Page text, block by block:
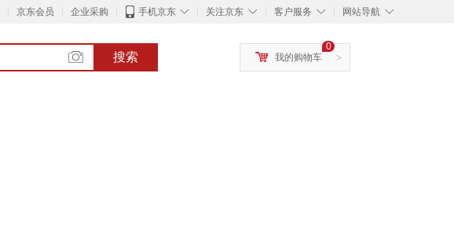
京东会员 企业采购 ◇
手机京东 ◇
关注京东 ◇
客户服务 ◇
网站导航
搜索 >
0
我的购物车